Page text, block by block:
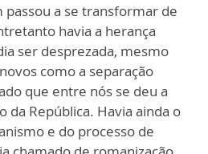
a se transformar de
havia a herança
ser desprezada, mesmo
como a separação
que entre nós se deu a
da República. Havia ainda o
e do processo de